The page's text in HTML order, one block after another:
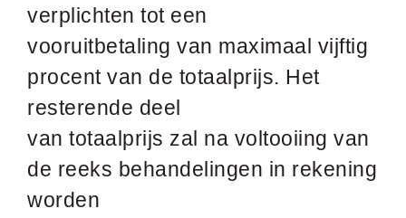
verplichten tot een
vooruitbetaling van maximaal vijftig
procent van de totaalprijs. Het
resterende deel
van totaalprijs zal na voltooiing van
de reeks behandelingen in rekening
worden